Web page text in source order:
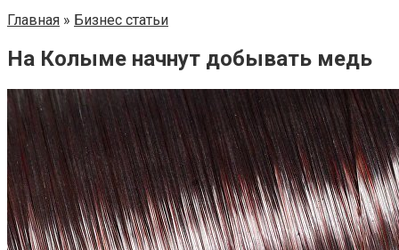
Главная » Бизнес статьи
На Колыме начнут добывать медь